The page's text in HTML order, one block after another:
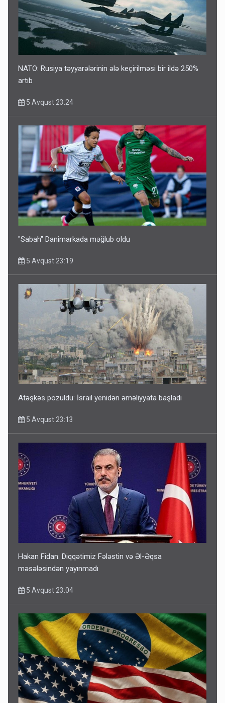
NATO: Rusiya təyyarələrinin ələ keçirilməsi bir ildə 250%
artıb
5 Avqust 23:24
"Sabah" Danimarkada məğlub oldu
5 Avqust 23:19
Atəşkəs pozuldu: İsrail yenidən əməliyyata başladı
5 Avqust 23:13
Hakan Fidan: Diqqətimiz Fələstin və Əl-Əqsa
məsələsindən yayınmadı
5 Avqust 23:04